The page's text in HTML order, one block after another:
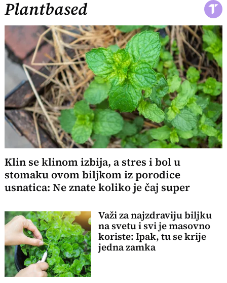
Plantbased
Klin se klinom izbija, a stres i bol u
stomaku ovom biljkom iz porodice
usnatica: Ne znate koliko je čaj super
Važi za najzdraviju biljku
na svetu i svi je masovno
koriste: Ipak, tu se krije
jedna zamka